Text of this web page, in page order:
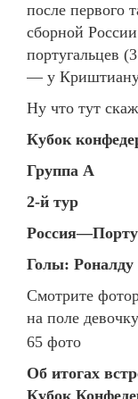
после первого
сборной
португальцев
— у Криштиану
Ну что тут
Кубок
Группа А
2-й тур
Голы: Роналду
Смотрите
на поле
65 фото
Об итогах
Кубок